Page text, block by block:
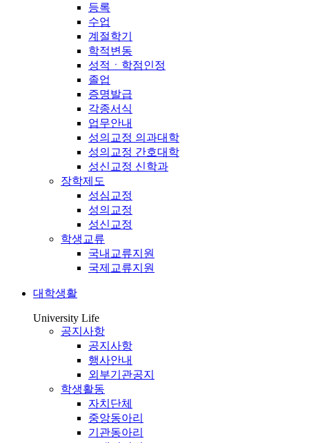
등록
수업
계절학기
학적변동
성적ㆍ학점인정
졸업
증명발급
각종서식
업무안내
성의교정 의과대학
성의교정 간호대학
성신교정 신학과
장학제도
성심교정
성의교정
성신교정
학생교류
국내교류지원
국제교류지원
대학생활
University Life
공지사항
공지사항
행사안내
외부기관공지
학생활동
자치단체
중앙동아리
기관동아리